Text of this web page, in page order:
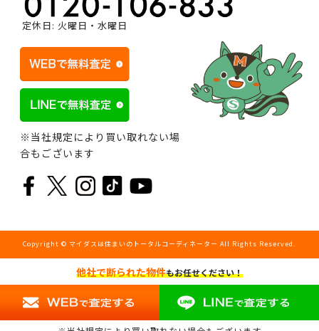
他社で断られた物件もお任せください！
定休日: 火曜日・水曜日
※当社規定により買い取れない場
合もございます
Copyright © マイダスは住まいのトータルコーディネーター All Rights Reserved.